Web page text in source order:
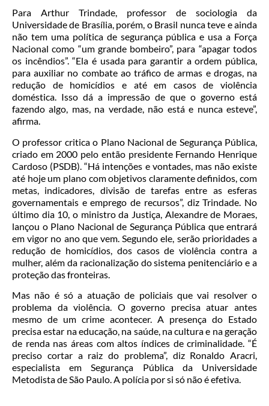
Para Arthur Trindade, professor de sociologia da
Universidade de Brasília, porém, o Brasil nunca teve e ainda
não tem uma política de segurança pública e usa a Força
Nacional como “um grande bombeiro”, para “apagar todos
os incêndios”. “Ela é usada para garantir a ordem pública,
para auxiliar no combate ao tráfico de armas e drogas, na
redução de homicídios e até em casos de violência
doméstica. Isso dá a impressão de que o governo está
fazendo algo, mas, na verdade, não está e nunca esteve”,
afirma.
O professor critica o Plano Nacional de Segurança Pública,
criado em 2000 pelo então presidente Fernando Henrique
Cardoso (PSDB). “Há intenções e vontades, mas não existe
até hoje um plano com objetivos claramente definidos, com
metas, indicadores, divisão de tarefas entre as esferas
governamentais e emprego de recursos”, diz Trindade. No
último dia 10, o ministro da Justiça, Alexandre de Moraes,
lançou o Plano Nacional de Segurança Pública que entrará
em vigor no ano que vem. Segundo ele, serão prioridades a
redução de homicídios, dos casos de violência contra a
mulher, além da racionalização do sistema penitenciário e a
proteção das fronteiras.
Mas não é só a atuação de policiais que vai resolver o
problema da violência. O governo precisa atuar antes
mesmo de um crime acontecer. A presença do Estado
precisa estar na educação, na saúde, na cultura e na geração
de renda nas áreas com altos índices de criminalidade. “É
preciso cortar a raiz do problema”, diz Ronaldo Aracri,
especialista em Segurança Pública da Universidade
Metodista de São Paulo. A polícia por si só não é efetiva.